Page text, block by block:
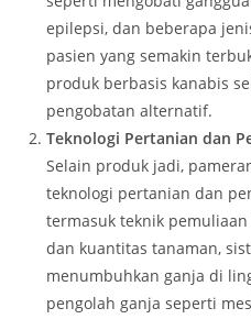
epilepsi, dan beberapa
pasien yang semakin
produk berbasis kanabis
pengobatan alternatif.
Teknologi Pertanian dan
Selain produk jadi,
teknologi pertanian dan
termasuk teknik
dan kuantitas tanaman,
menumbuhkan ganja di
pengolah ganja seperti